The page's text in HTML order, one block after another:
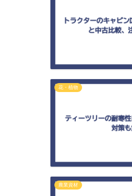
花・植物
農業資材